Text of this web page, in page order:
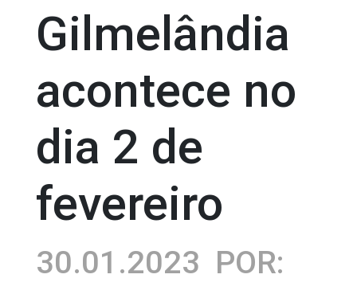
Gilmelândia
acontece no
dia 2 de
fevereiro
30.01.2023 POR: